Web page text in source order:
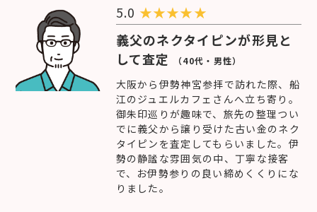
5.0 ★★★★★
義父のネクタイピンが形見と
して査定
（40代・男性）
大阪から伊勢神宮参拝で訪れた際、船
江のジュエルカフェさんへ立ち寄り。
御朱印巡りが趣味で、旅先の整理つい
でに義父から譲り受けた古い金のネク
タイピンを査定してもらいました。伊
勢の静謐な雰囲気の中、丁寧な接客
で、お伊勢参りの良い締めくくりにな
りました。